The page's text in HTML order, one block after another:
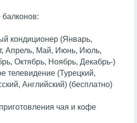
балконов:
кондиционер (Январь,
Апрель, Май, Июнь, Июль,
Октябрь, Ноябрь, Декабрь-)
телевидение (Турецкий,
Английский) (бесплатно)
чая и кофе